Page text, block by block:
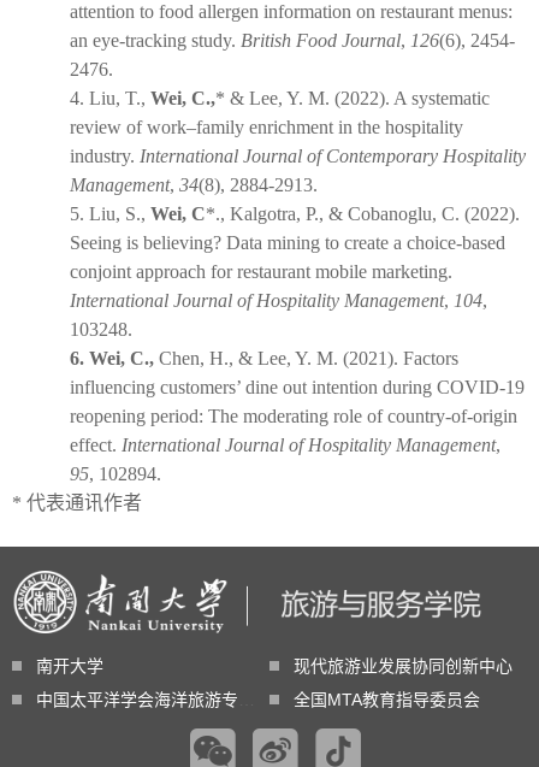
attention to food allergen information on restaurant menus:
an eye-tracking study. British Food Journal, 126(6), 2454-
2476.
4. Liu, T., Wei, C.,* & Lee, Y. M. (2022). A systematic
review of work–family enrichment in the hospitality
industry. International Journal of Contemporary Hospitality
Management, 34(8), 2884-2913.
5. Liu, S., Wei, C*., Kalgotra, P., & Cobanoglu, C. (2022).
Seeing is believing? Data mining to create a choice-based
conjoint approach for restaurant mobile marketing.
International Journal of Hospitality Management, 104,
103248.
6. Wei, C., Chen, H., & Lee, Y. M. (2021). Factors
influencing customers’ dine out intention during COVID-19
reopening period: The moderating role of country-of-origin
effect. International Journal of Hospitality Management,
95, 102894.
* 代表通讯作者
南开大学
现代旅游业发展协同创新中心
中国太平洋学会海洋旅游专业委员会
全国MTA教育指导委员会